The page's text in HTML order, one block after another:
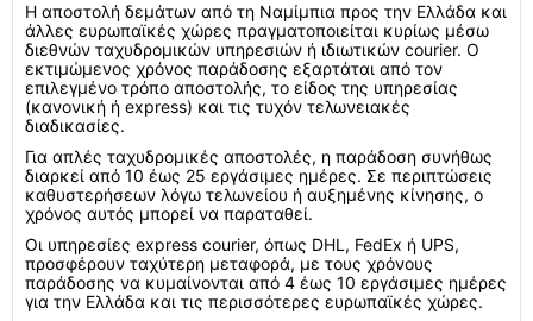
Η αποστολή δεμάτων από τη Ναμίμπια προς την Ελλάδα και
άλλες ευρωπαϊκές χώρες πραγματοποιείται κυρίως μέσω
διεθνών ταχυδρομικών υπηρεσιών ή ιδιωτικών courier. Ο
εκτιμώμενος χρόνος παράδοσης εξαρτάται από τον
επιλεγμένο τρόπο αποστολής, το είδος της υπηρεσίας
(κανονική ή express) και τις τυχόν τελωνειακές
διαδικασίες.
Για απλές ταχυδρομικές αποστολές, η παράδοση συνήθως
διαρκεί από 10 έως 25 εργάσιμες ημέρες. Σε περιπτώσεις
καθυστερήσεων λόγω τελωνείου ή αυξημένης κίνησης, ο
χρόνος αυτός μπορεί να παραταθεί.
Οι υπηρεσίες express courier, όπως DHL, FedEx ή UPS,
προσφέρουν ταχύτερη μεταφορά, με τους χρόνους
παράδοσης να κυμαίνονται από 4 έως 10 εργάσιμες ημέρες
για την Ελλάδα και τις περισσότερες ευρωπαϊκές χώρες.